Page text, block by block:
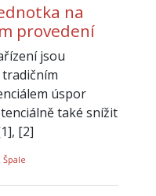
na
provedení
jsou
úspor
také snížit
[2]
Špale